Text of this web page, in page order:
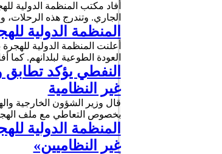
الجاري. وتندرج هذه
المنظمة الدولية للهجرة بتونس تساعد 313
العودة الطوعية لبلدانهم.
النفطي يؤكد
غير النظامية
قال وزير الشؤون الخارجية
بخصوص التعاطي مع ملف
المنظمة الدولية
غير النظاميين»